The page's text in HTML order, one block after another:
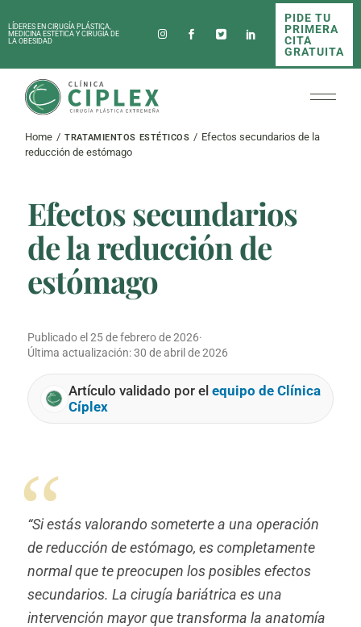
to
theLÍDERES EN CIRUGÍA PLÁSTICA,
MEDICINA ESTÉTICA Y CIRUGÍA DE
LA OBESIDAD
PIDE TU
PRIMERA
CITA
GRATUITA
Home TRATAMIENTOS ESTÉTICOS
Efectos secundarios de la
reducción de estómago
Efectos secundarios
de la reducción de
estómago
Publicado el 25 de febrero de 2026·
Última actualización:30 de abril de 2026
Artículo validado por el equipo de Clínica
Cíplex
“Si estás valorando someterte a una operación
de reducción de estómago, es completamente
normal que te preocupen los posibles efectos
secundarios. La cirugía bariátrica es una
intervención mayor que transforma la anatomía